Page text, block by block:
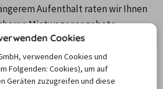
Aufenthalt raten wir Ihnen
Mietwagenangebote
sind in Limerick
Cookies
verwenden Cookies und
Folgenden: Cookies), um auf
Geräten zuzugreifen und diese